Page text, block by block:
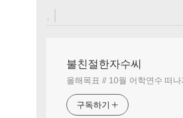
, |
불친절한자수씨
올해목표 // 10월 어학연수 떠나
구독하기